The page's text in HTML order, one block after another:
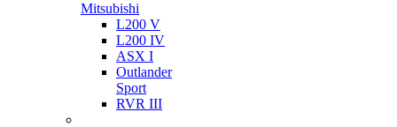
Mitsubishi
L200 V
L200 IV
ASX I
Outlander
Sport
RVR III